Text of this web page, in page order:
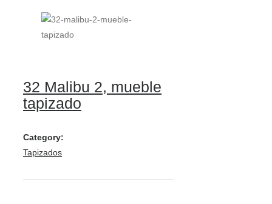
32 Malibu 2, mueble
tapizado
Category:
Tapizados